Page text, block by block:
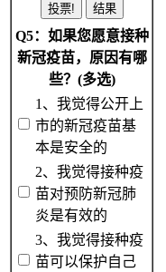
Q5：如果您愿意接种
新冠疫苗，原因有哪
些？(多选)
1、我觉得公开上
市的新冠疫苗基
本是安全的
2、我觉得接种疫
苗对预防新冠肺
炎是有效的
3、我觉得接种疫
苗可以保护自己